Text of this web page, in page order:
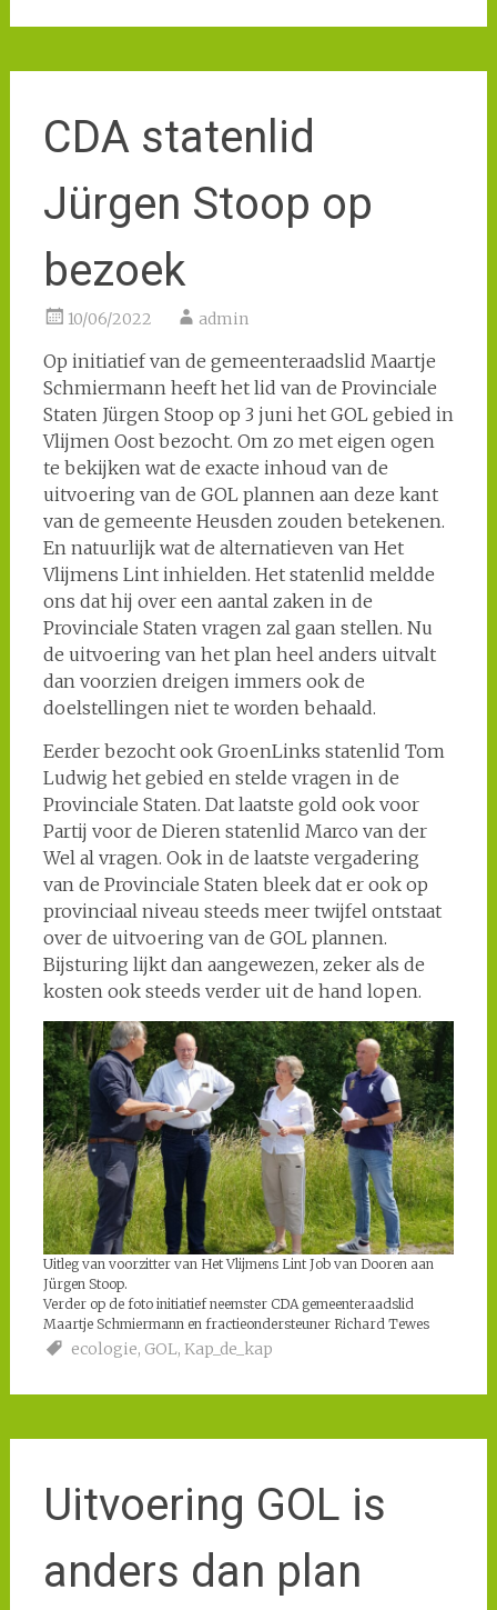
CDA statenlid
Jürgen Stoop op
bezoek
10/06/2022 admin
Op initiatief van de gemeenteraadslid Maartje
Schmiermann heeft het lid van de Provinciale
Staten Jürgen Stoop op 3 juni het GOL gebied in
Vlijmen Oost bezocht. Om zo met eigen ogen
te bekijken wat de exacte inhoud van de
uitvoering van de GOL plannen aan deze kant
van de gemeente Heusden zouden betekenen.
En natuurlijk wat de alternatieven van Het
Vlijmens Lint inhielden. Het statenlid meldde
ons dat hij over een aantal zaken in de
Provinciale Staten vragen zal gaan stellen. Nu
de uitvoering van het plan heel anders uitvalt
dan voorzien dreigen immers ook de
doelstellingen niet te worden behaald.
Eerder bezocht ook GroenLinks statenlid Tom
Ludwig het gebied en stelde vragen in de
Provinciale Staten. Dat laatste gold ook voor
Partij voor de Dieren statenlid Marco van der
Wel al vragen. Ook in de laatste vergadering
van de Provinciale Staten bleek dat er ook op
provinciaal niveau steeds meer twijfel ontstaat
over de uitvoering van de GOL plannen.
Bijsturing lijkt dan aangewezen, zeker als de
kosten ook steeds verder uit de hand lopen.
Uitleg van voorzitter van Het Vlijmens Lint Job van Dooren aan
Jürgen Stoop.
Verder op de foto initiatief neemster CDA gemeenteraadslid
Maartje Schmiermann en fractieondersteuner Richard Tewes
ecologie, GOL, Kap_de_kap
Uitvoering GOL is
anders dan plan